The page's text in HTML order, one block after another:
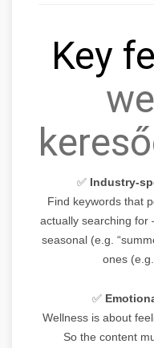
Key
✅ Industry-
Find keywords that
actually searching
seasonal (e.g.
ones (e.g.
✅
Wellness is about
So the content